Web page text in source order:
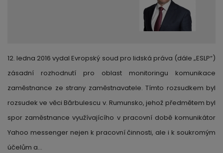
12. ledna 2016 vydal Evropský soud pro lidská práva (dále „ESLP“)
zásadní rozhodnutí pro oblast monitoringu komunikace
zaměstnance ze strany zaměstnavatele. Tímto rozsudkem byl
rozsudek ve věci Bărbulescu v. Rumunsko, jehož předmětem byl
spor zaměstnance využívajícího v pracovní době komunikátor
Yahoo messenger nejen k pracovní činnosti, ale i k soukromým
účelům a…